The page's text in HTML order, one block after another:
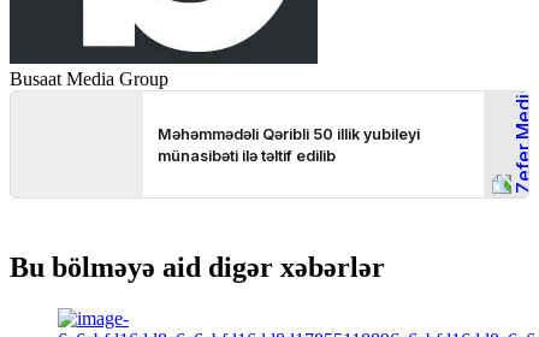
Busaat Media Group
Bu bölməyə aid digər xəbərlər